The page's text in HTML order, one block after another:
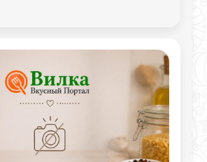
и подходит как для